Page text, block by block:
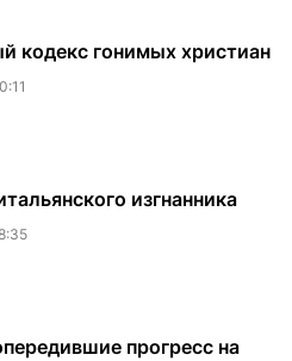
кодекс гонимых христиан
изгнанника
прогресс на